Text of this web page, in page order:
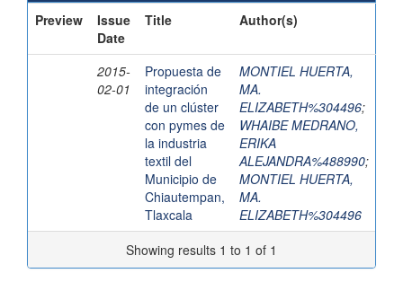
Preview
Issue
Date
Title Author(s)
2015-
02-01
Propuesta de
integración
de un clúster
con pymes de
la industria
textil del
Municipio de
Chiautempan,
Tlaxcala
MONTIEL HUERTA,
MA.
ELIZABETH%304496;
WHAIBE MEDRANO,
ERIKA
ALEJANDRA%488990;
MONTIEL HUERTA,
MA.
ELIZABETH%304496
Showing results 1 to 1 of 1